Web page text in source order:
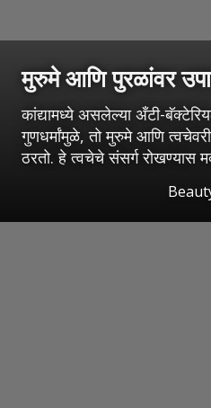
मुरुमे आणि पुरळांवर
कांद्यामध्ये असलेल्या अँटी-
गुणधर्मांमुळे, तो मुरुमे आणि
ठरतो. हे त्वचेचे संसर्ग रोखण्यास